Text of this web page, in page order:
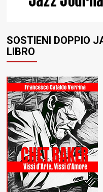
SOSTIENI DOPPIO
LIBRO